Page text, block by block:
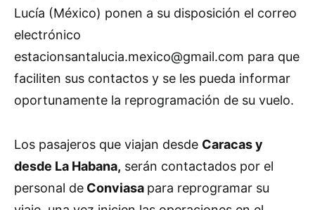
Lucía (México) ponen a su disposición el correo
electrónico
estacionsantalucia.mexico@gmail.com para que
faciliten sus contactos y se les pueda informar
oportunamente la reprogramación de su vuelo.
Los pasajeros que viajan desde Caracas y
desde La Habana, serán contactados por el
personal de Conviasa para reprogramar su